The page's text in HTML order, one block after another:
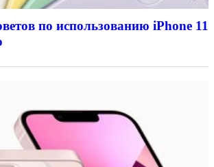
по использованию iPhone 11